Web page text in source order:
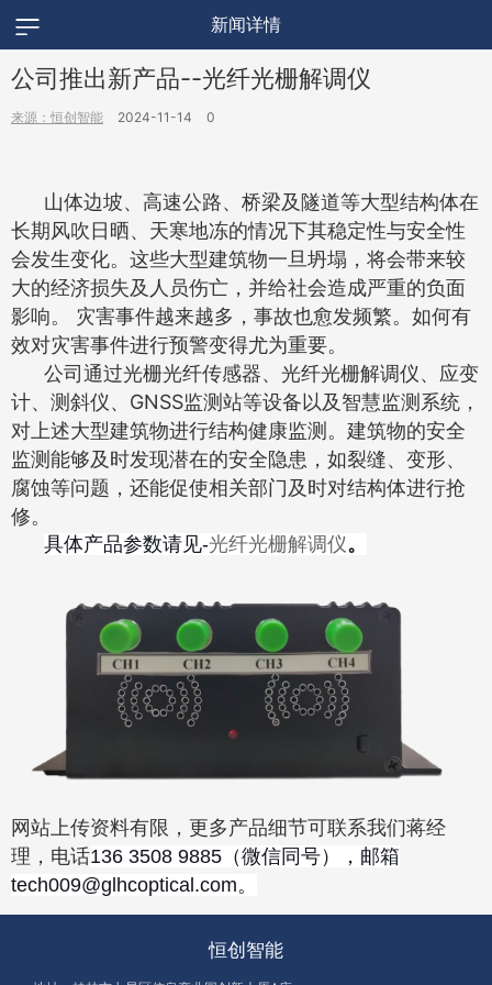
新闻详情
公司推出新产品--光纤光栅解调仪
来源：恒创智能 2024-11-14 0
山体边坡、高速公路、桥梁及隧道等大型结构体在
长期风吹日晒、天寒地冻的情况下其稳定性与安全性
会发生变化。这些大型建筑物一旦坍塌，将会带来较
大的经济损失及人员伤亡，并给社会造成严重的负面
影响。 灾害事件越来越多，事故也愈发频繁。如何有
效对灾害事件进行预警变得尤为重要。
公司通过光栅光纤传感器、光纤光栅解调仪、应变
计、测斜仪、GNSS监测站等设备以及智慧监测系统，
对上述大型建筑物进行结构健康监测。建筑物的安全
监测能够及时发现潜在的安全隐患，如裂缝、变形、
腐蚀等问题，还能促使相关部门及时对结构体进行抢
修。
具体产品参数请见-光纤光栅解调仪。
网站上传资料有限，更多产品细节可联系我们蒋经
理，电话136 3508 9885（微信同号），邮箱
tech009@glhcoptical.com。
恒创智能